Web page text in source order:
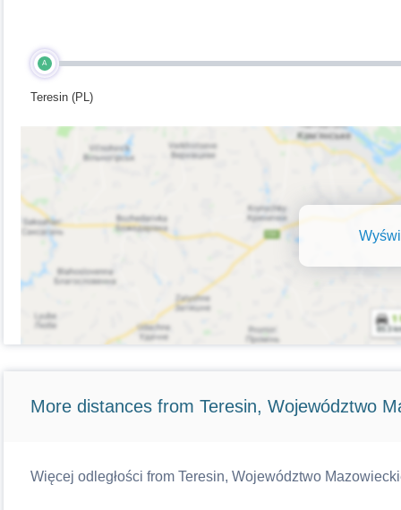
A
Teresin (PL)
More distances from Teresin, Województwo
Więcej odległości from Teresin, Województwo